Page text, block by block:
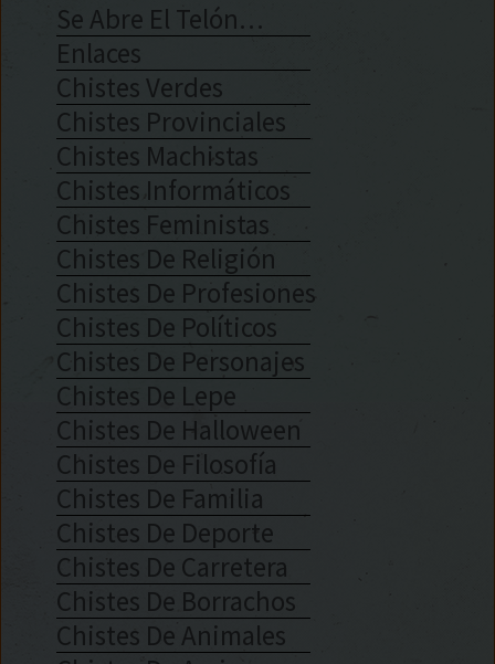
Se Abre El Telón…
Enlaces
Chistes Verdes
Chistes Provinciales
Chistes Machistas
Chistes Informáticos
Chistes Feministas
Chistes De Religión
Chistes De Profesiones
Chistes De Políticos
Chistes De Personajes
Chistes De Lepe
Chistes De Halloween
Chistes De Filosofía
Chistes De Familia
Chistes De Deporte
Chistes De Carretera
Chistes De Borrachos
Chistes De Animales